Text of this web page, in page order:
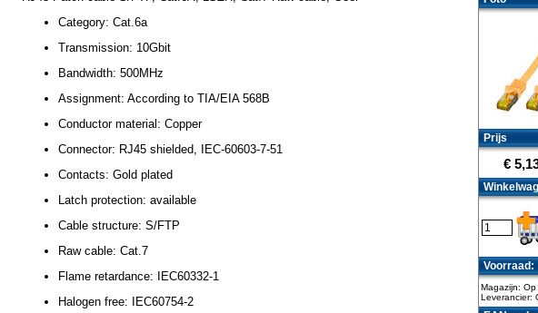
Prijs
€
Voorraad:
Magazijn: Op
Leverancier:
Category: Cat.6a
Transmission: 10Gbit
Bandwidth: 500MHz
Assignment: According to TIA/EIA 568B
Conductor material: Copper
Connector: RJ45 shielded, IEC-60603-7-51
Contacts: Gold plated
Latch protection: available
Cable structure: S/FTP
Raw cable: Cat.7
Flame retardance: IEC60332-1
Halogen free: IEC60754-2